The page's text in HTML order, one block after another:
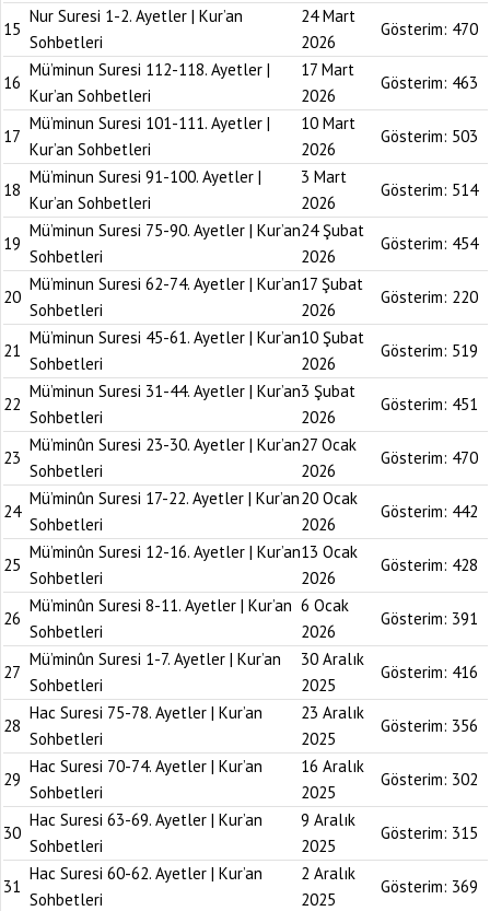
15
Nur Suresi 1-2. Ayetler | Kur’an
Sohbetleri
24 Mart
2026
Gösterim: 470
16
Mü’minun Suresi 112-118. Ayetler |
Kur’an Sohbetleri
17 Mart
2026
Gösterim: 463
17
Mü’minun Suresi 101-111. Ayetler |
Kur’an Sohbetleri
10 Mart
2026
Gösterim: 503
18
Mü’minun Suresi 91-100. Ayetler |
Kur’an Sohbetleri
3 Mart
2026
Gösterim: 514
19
Mü’minun Suresi 75-90. Ayetler | Kur’an
Sohbetleri
24 Şubat
2026
Gösterim: 454
20
Mü’minun Suresi 62-74. Ayetler | Kur’an
Sohbetleri
17 Şubat
2026
Gösterim: 220
21
Mü’minun Suresi 45-61. Ayetler | Kur’an
Sohbetleri
10 Şubat
2026
Gösterim: 519
22
Mü’minun Suresi 31-44. Ayetler | Kur’an
Sohbetleri
3 Şubat
2026
Gösterim: 451
23
Mü’minûn Suresi 23-30. Ayetler | Kur’an
Sohbetleri
27 Ocak
2026
Gösterim: 470
24
Mü’minûn Suresi 17-22. Ayetler | Kur’an
Sohbetleri
20 Ocak
2026
Gösterim: 442
25
Mü’minûn Suresi 12-16. Ayetler | Kur’an
Sohbetleri
13 Ocak
2026
Gösterim: 428
26
Mü’minûn Suresi 8-11. Ayetler | Kur’an
Sohbetleri
6 Ocak
2026
Gösterim: 391
27
Mü’minûn Suresi 1-7. Ayetler | Kur’an
Sohbetleri
30 Aralık
2025
Gösterim: 416
28
Hac Suresi 75-78. Ayetler | Kur’an
Sohbetleri
23 Aralık
2025
Gösterim: 356
29
Hac Suresi 70-74. Ayetler | Kur’an
Sohbetleri
16 Aralık
2025
Gösterim: 302
30
Hac Suresi 63-69. Ayetler | Kur’an
Sohbetleri
9 Aralık
2025
Gösterim: 315
31
Hac Suresi 60-62. Ayetler | Kur’an
Sohbetleri
2 Aralık
2025
Gösterim: 369